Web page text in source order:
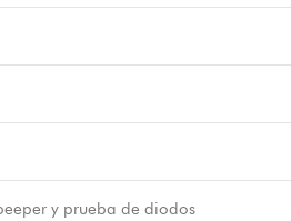
y prueba de diodos